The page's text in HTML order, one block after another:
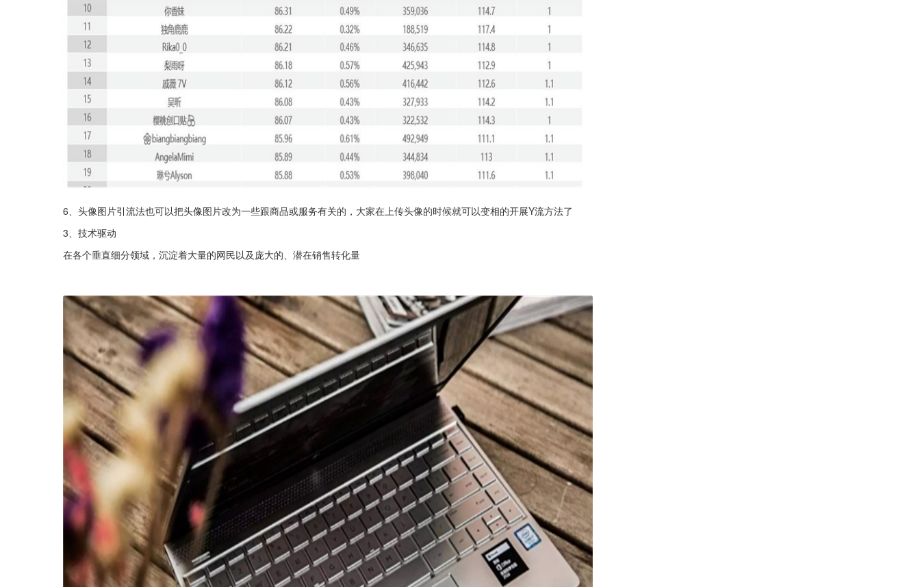
6、头像图片引流法也可以把头像图片改为一些跟商品或服务有关的，大家在上传头像的时候就可以变相的开展Y流方法了
3、技术驱动
在各个垂直细分领域，沉淀着大量的网民以及庞大的、潜在销售转化量